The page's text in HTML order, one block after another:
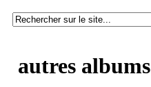
autres albums